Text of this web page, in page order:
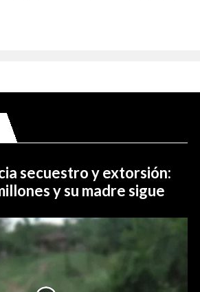
secuestro y extorsión:
y su madre sigue